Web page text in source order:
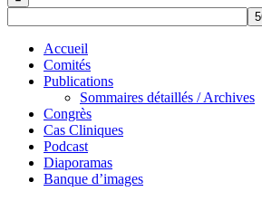
Accueil
Comités
Publications
Sommaires détaillés / Archives
Congrès
Cas Cliniques
Podcast
Diaporamas
Banque d’images